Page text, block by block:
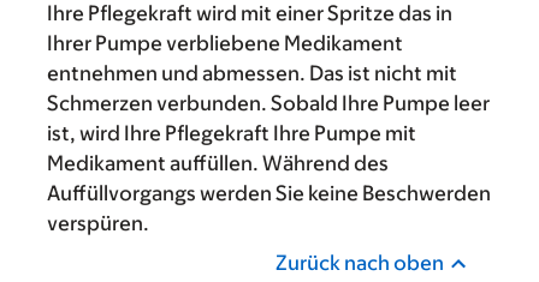
Ihre Pflegekraft wird mit einer Spritze das in
Ihrer Pumpe verbliebene Medikament
entnehmen und abmessen. Das ist nicht mit
Schmerzen verbunden. Sobald Ihre Pumpe leer
ist, wird Ihre Pflegekraft Ihre Pumpe mit
Medikament auffüllen. Während des
Auffüllvorgangs werden Sie keine Beschwerden
verspüren.
Zurück nach oben